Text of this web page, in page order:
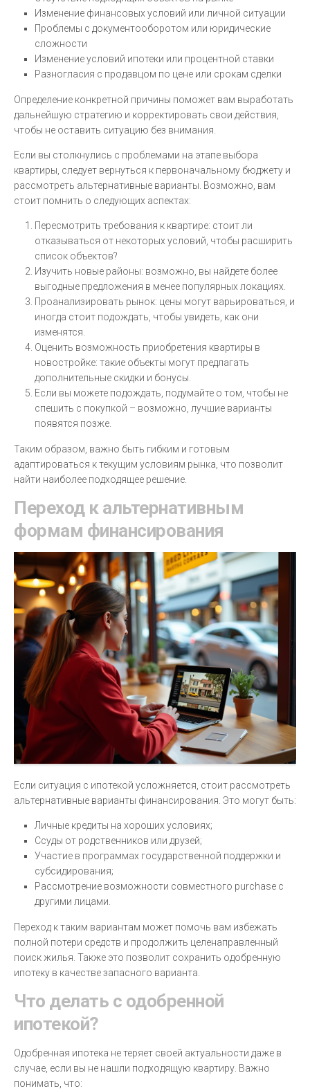
Изменение финансовых условий или личной ситуации
Проблемы с документооборотом или юридические
сложности
Изменение условий ипотеки или процентной ставки
Разногласия с продавцом по цене или срокам сделки
Определение конкретной причины поможет вам выработать
дальнейшую стратегию и корректировать свои действия,
чтобы не оставить ситуацию без внимания.
Если вы столкнулись с проблемами на этапе выбора
квартиры, следует вернуться к первоначальному бюджету и
рассмотреть альтернативные варианты. Возможно, вам
стоит помнить о следующих аспектах:
Пересмотрить требования к квартире: стоит ли
отказываться от некоторых условий, чтобы расширить
список объектов?
Изучить новые районы: возможно, вы найдете более
выгодные предложения в менее популярных локациях.
Проанализировать рынок: цены могут варьироваться, и
иногда стоит подождать, чтобы увидеть, как они
изменятся.
Оценить возможность приобретения квартиры в
новостройке: такие объекты могут предлагать
дополнительные скидки и бонусы.
Если вы можете подождать, подумайте о том, чтобы не
спешить с покупкой – возможно, лучшие варианты
появятся позже.
Таким образом, важно быть гибким и готовым
адаптироваться к текущим условиям рынка, что позволит
найти наиболее подходящее решение.
Переход к альтернативным
формам финансирования
Если ситуация с ипотекой усложняется, стоит рассмотреть
альтернативные варианты финансирования. Это могут быть:
Личные кредиты на хороших условиях;
Ссуды от родственников или друзей;
Участие в программах государственной поддержки и
субсидирования;
Рассмотрение возможности совместного purchase с
другими лицами.
Переход к таким вариантам может помочь вам избежать
полной потери средств и продолжить целенаправленный
поиск жилья. Также это позволит сохранить одобренную
ипотеку в качестве запасного варианта.
Что делать с одобренной
ипотекой?
Одобренная ипотека не теряет своей актуальности даже в
случае, если вы не нашли подходящую квартиру. Важно
понимать, что: